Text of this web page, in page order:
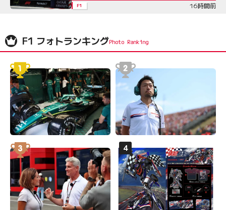
F1 16時間前
F1 フォトランキング